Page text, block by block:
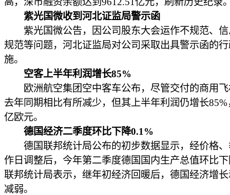
紫光国微收到河北证监局警示函
紫光国微公告，因公司股东大会运作不规范、信
规范等问题，河北证监局对公司采取出具警示函的
施。
空客上半年利润增长85%
欧洲航空集团空中客车公布，尽管交付的商用飞
去年同期相比有所减少，但其上半年利润仍增长85%
亿欧元。
德国经济二季度环比下降0.1%
德国联邦统计局公布的初步数据显示，经价格、
作日调整后，今年第二季度德国国内生产总值环比
联邦统计局表示，继年初经济回暖后，德国经济增
减弱。